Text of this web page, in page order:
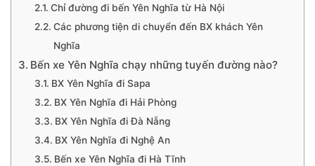
Chỉ đường đi bến Yên Nghĩa từ Hà Nội
Các phương tiện di chuyển đến BX khách Yên
Nghĩa
Bến xe Yên Nghĩa chạy những tuyến đường nào?
BX Yên Nghĩa đi Sapa
BX Yên Nghĩa đi Hải Phòng
BX Yên Nghĩa đi Đà Nẵng
BX Yên Nghĩa đi Nghệ An
Bến xe Yên Nghĩa đi Hà Tĩnh